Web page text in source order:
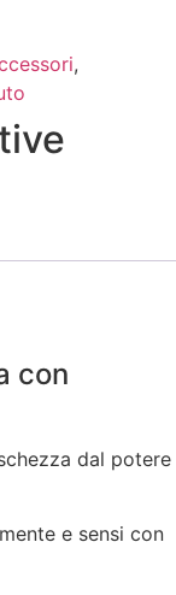
,
con
dal potere
e sensi con